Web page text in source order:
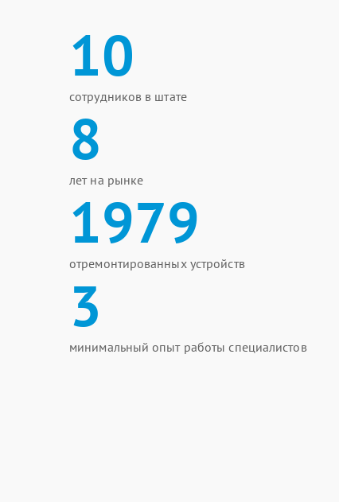
10
сотрудников в штате
8
лет на рынке
1979
отремонтированных устройств
3
минимальный опыт работы специалистов